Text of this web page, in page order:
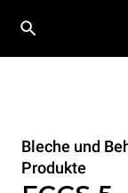
Bleche und
Produkte